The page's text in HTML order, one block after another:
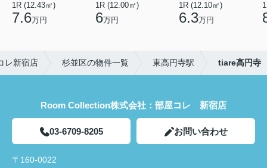
1R (12.43㎡)
7.6万円
1R (12.00㎡)
6万円
1R (12.10㎡)
6.3万円
レ新宿店 杉並区の物件一覧 東高円寺駅 tiare高円寺
Room Collection株式会社：部屋コレ 新宿店
03-6709-8205 お問い合わせ
〒160-0022